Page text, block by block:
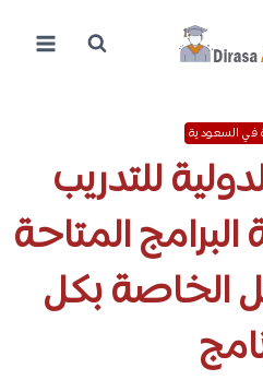
في السعودية
للتدريب
المتاحة
الخاصة بكل